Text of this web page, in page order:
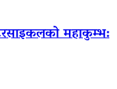
महाकुम्भ: